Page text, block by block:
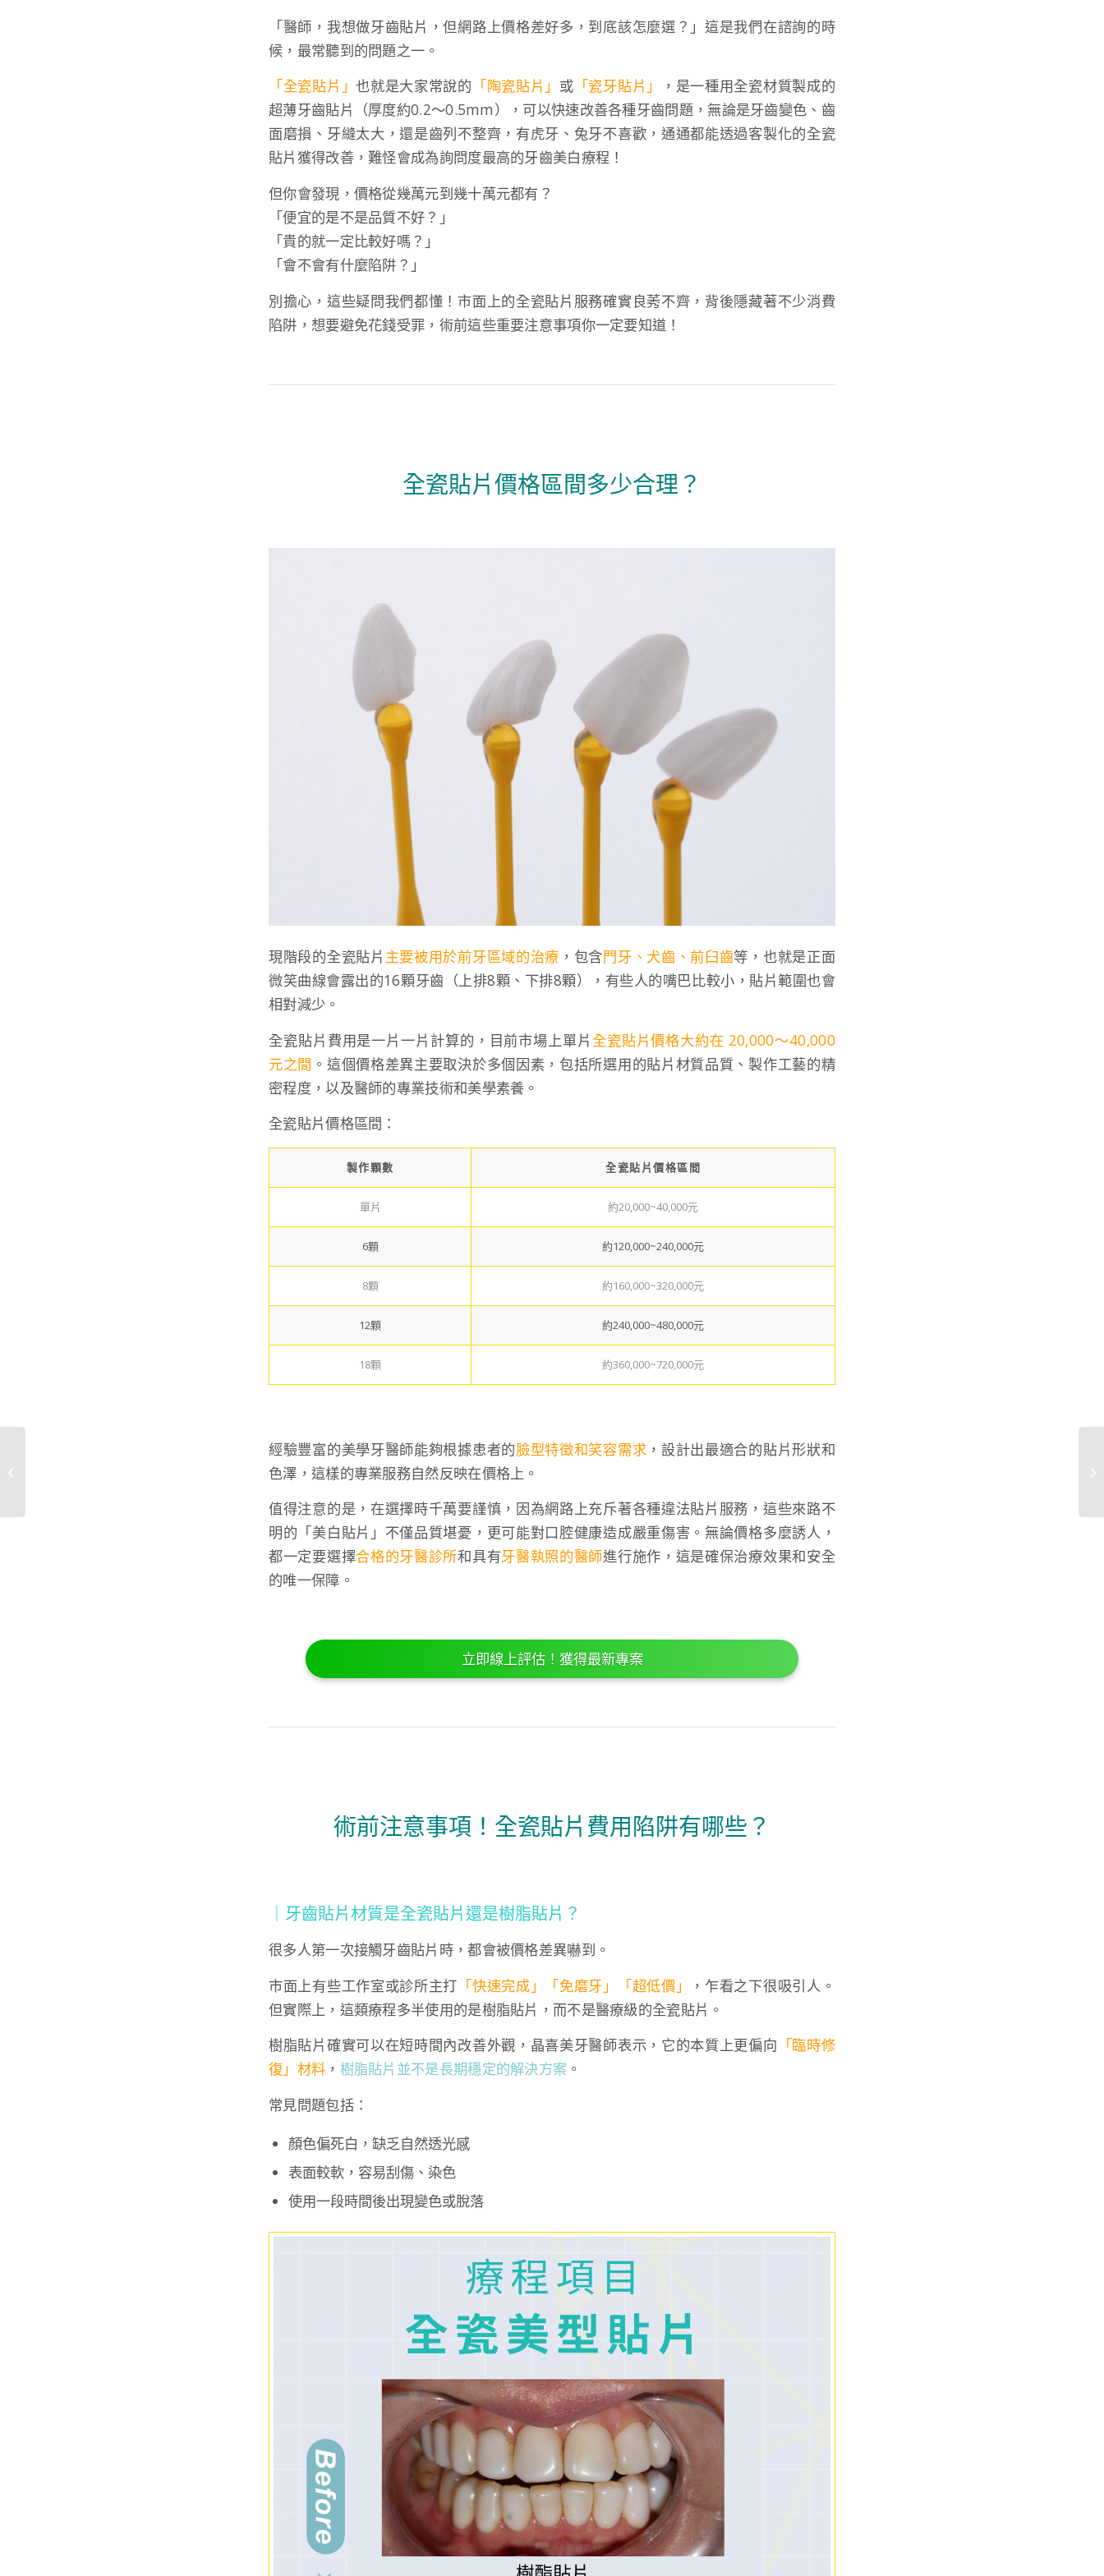
「醫師，我想做牙齒貼片，但網路上價格差好多，到底該怎麼選？」這是我們在諮詢的時
候，最常聽到的問題之一。
「全瓷貼片」也就是大家常說的 「陶瓷貼片」 或 「瓷牙貼片」
，是一種用全瓷材質製成的
超薄牙齒貼片（厚度約0.2～0.5mm），可以快速改善各種牙齒問題，無論是牙齒變色、齒
面磨損、牙縫太大，還是齒列不整齊，有虎牙、兔牙不喜歡，通通都能透過客製化的全瓷
貼片獲得改善，難怪會成為詢問度最高的牙齒美白療程！
但你會發現，價格從幾萬元到幾十萬元都有？
「便宜的是不是品質不好？」
「貴的就一定比較好嗎？」
「會不會有什麼陷阱？」
別擔心，這些疑問我們都懂！市面上的全瓷貼片服務確實良莠不齊，背後隱藏著不少消費
陷阱，想要避免花錢受罪，術前這些重要注意事項你一定要知道！
全瓷貼片價格區間多少合理？
現階段的全瓷貼片 主要被用於前牙區域的治療 ，包含門牙、犬齒、前臼齒等，也就是正面
微笑曲線會露出的16顆牙齒（上排8顆、下排8顆），有些人的嘴巴比較小，貼片範圍也會
相對減少。
全瓷貼片費用是一片一片計算的，目前市場上單片全瓷貼片價格大約在 20,000～40,000
元之間 。這個價格差異主要取決於多個因素，包括所選用的貼片材質品質、製作工藝的精
密程度，以及醫師的專業技術和美學素養。
全瓷貼片價格區間：
製作顆數 全瓷貼片價格區間
單片 約20,000~40,000元
6顆 約120,000~240,000元
8顆 約160,000~320,000元
12顆 約240,000~480,000元
18顆 約360,000~720,000元
經驗豐富的美學牙醫師能夠根據患者的臉型特徵和笑容需求 ，設計出最適合的貼片形狀和
色澤，這樣的專業服務自然反映在價格上。
值得注意的是，在選擇時千萬要謹慎，因為網路上充斥著各種違法貼片服務，這些來路不
明的「美白貼片」不僅品質堪憂，更可能對口腔健康造成嚴重傷害。無論價格多麼誘人，
都一定要選擇合格的牙醫診所和具有牙醫執照的醫師進行施作，這是確保治療效果和安全
的唯一保障。
立即線上評估！獲得最新專案
術前注意事項！全瓷貼片費用陷阱有哪些？
｜牙齒貼片材質是全瓷貼片還是樹脂貼片？
很多人第一次接觸牙齒貼片時，都會被價格差異嚇到。
市面上有些工作室或診所主打 「快速完成」「免磨牙」「超低價」
，乍看之下很吸引人。
但實際上，這類療程多半使用的是樹脂貼片，而不是醫療級的全瓷貼片。
樹脂貼片確實可以在短時間內改善外觀，晶喜美牙醫師表示，它的本質上更偏向 「臨時修
復」材料 ， 樹脂貼片並不是長期穩定的解決方案 。
常見問題包括：
顏色偏死白，缺乏自然透光感
表面較軟，容易刮傷、染色
使用一段時間後出現變色或脫落